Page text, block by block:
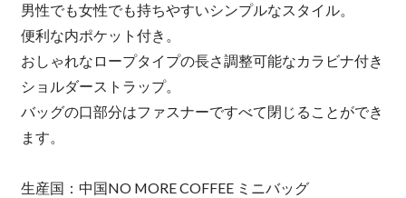
男性でも女性でも持ちやすいシンプルなスタイル。
便利な内ポケット付き。
おしゃれなロープタイプの長さ調整可能なカラビナ付き
ショルダーストラップ。
バッグの口部分はファスナーですべて閉じることができ
ます。
生産国：中国NO MORE COFFEE ミニバッグ